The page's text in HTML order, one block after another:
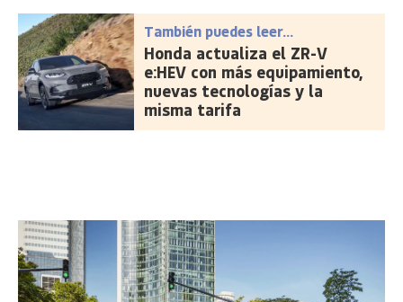
También puedes leer...
Honda actualiza el ZR-V
e:HEV con más equipamiento,
nuevas tecnologías y la
misma tarifa